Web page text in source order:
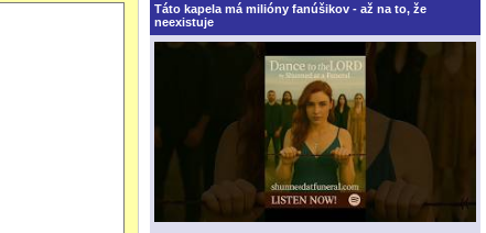
Táto kapela má milióny fanúšikov - až na to, že
neexistuje